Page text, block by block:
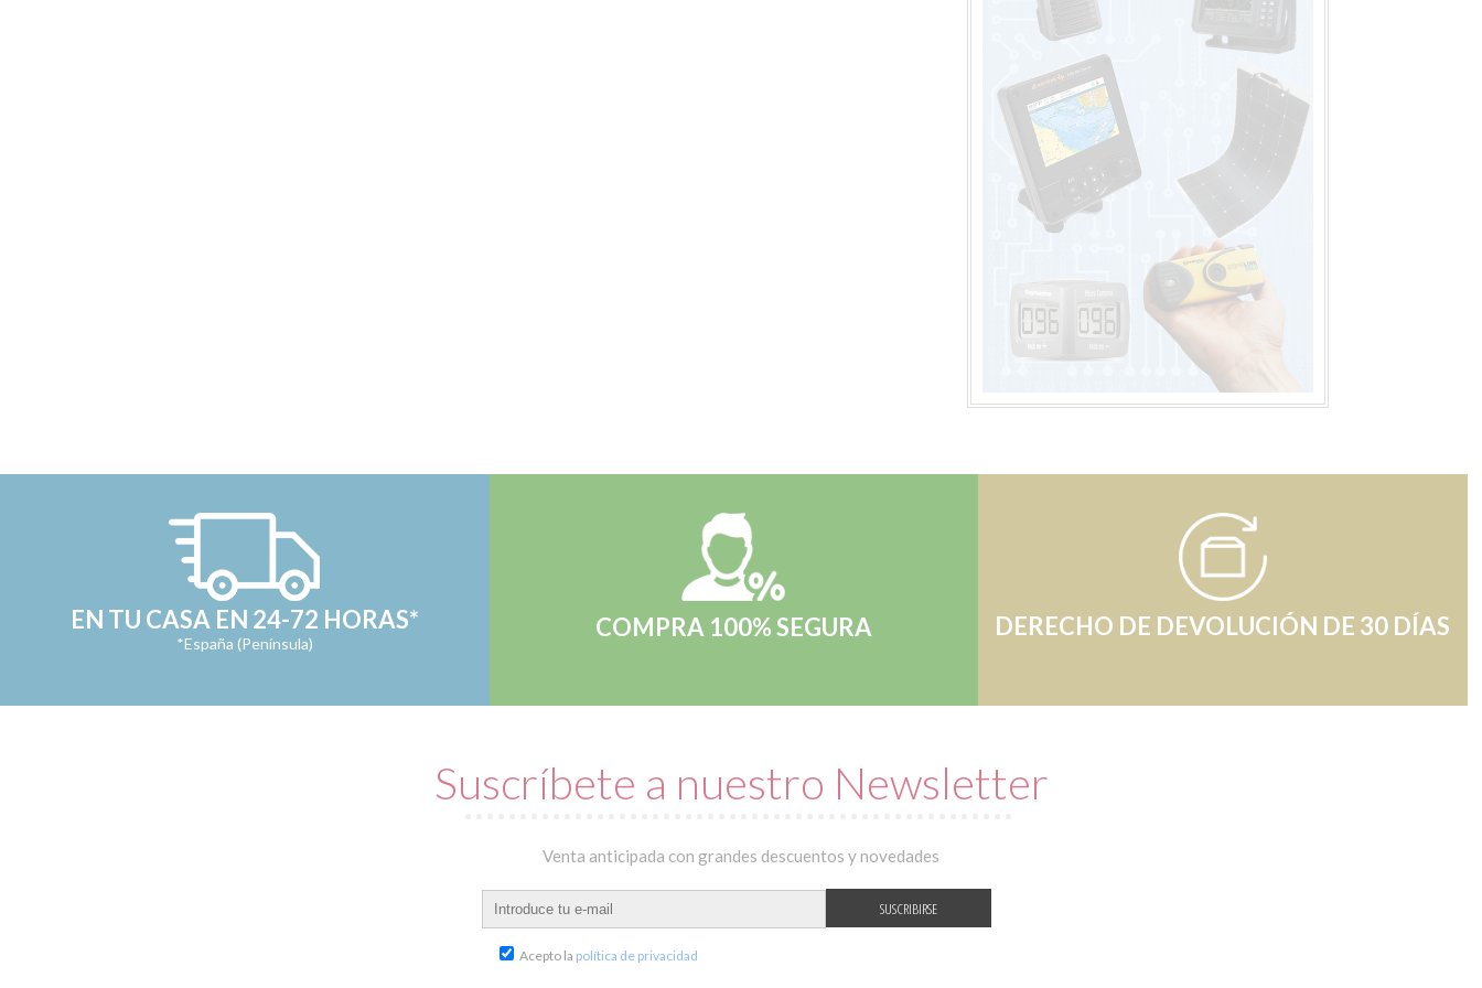
EN TU CASA EN 24-72 HORAS*
*España (Península)
COMPRA 100% SEGURA DERECHO DE DEVOLUCIÓN DE 30 DÍAS
Suscríbete a nuestro Newsletter
Venta anticipada con grandes descuentos y novedades
Acepto la política de privacidad